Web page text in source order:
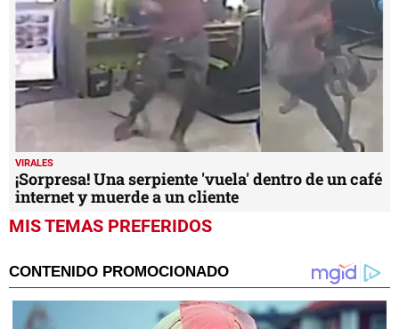
VIRALES
¡Sorpresa! Una serpiente 'vuela' dentro de un café
internet y muerde a un cliente
MIS TEMAS PREFERIDOS